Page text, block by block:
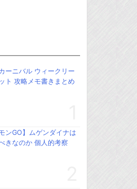
ーニバル ウィークリー
ト 攻略メモ書きまとめ
ンGO】ムゲンダイナは
きなのか 個人的考察